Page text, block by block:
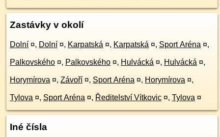
Zastávky v okolí
Dolní ¤, Dolní ¤, Karpatská ¤, Karpatská ¤, Sport Aréna ¤,
Palkovského ¤, Palkovského ¤, Hulvácká ¤, Hulvácká ¤,
Horymírova ¤, Závoří ¤, Sport Aréna ¤, Horymírova ¤,
Tylova ¤, Sport Aréna ¤, Ředitelství Vítkovic ¤, Tylova ¤
Iné čísla